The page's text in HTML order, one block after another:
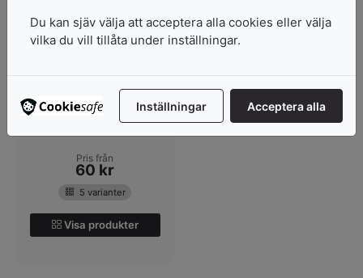
Maped Colorpeps -
Mycket Smart
Elastiskt, långa ärmar,
enkel stängning med
kardborrband på ...
Pris från
60 kr
5 varianter
Visa produkter
Du kan sjäv välja att acceptera alla cookies eller välja
vilka du vill tillåta under inställningar.
Inställningar Acceptera alla